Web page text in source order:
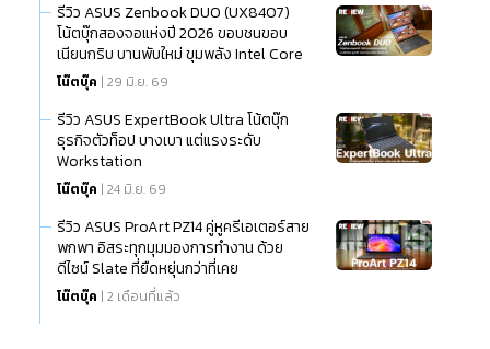
รีวิว ASUS Zenbook DUO (UX8407)
โน้ตบุ๊กสองจอแห่งปี 2026 ขอบชนขอบ
เนียนกริบ บานพับใหม่ ขุมพลัง Intel Core
Ultra (Series 3)
โน๊ตบุ๊ค | 29 มิ.ย. 69
รีวิว ASUS ExpertBook Ultra โน้ตบุ๊ก
ธุรกิจตัวท็อป บางเบา แต่แรงระดับ
Workstation
โน๊ตบุ๊ค | 24 มิ.ย. 69
รีวิว ASUS ProArt PZ14 คู่หูครีเอเตอร์สาย
พกพา อิสระทุกมุมมองการทำงาน ด้วย
ดีไซน์ Slate ที่ยืดหยุ่นกว่าที่เคย
โน๊ตบุ๊ค | 2 เดือนที่แล้ว